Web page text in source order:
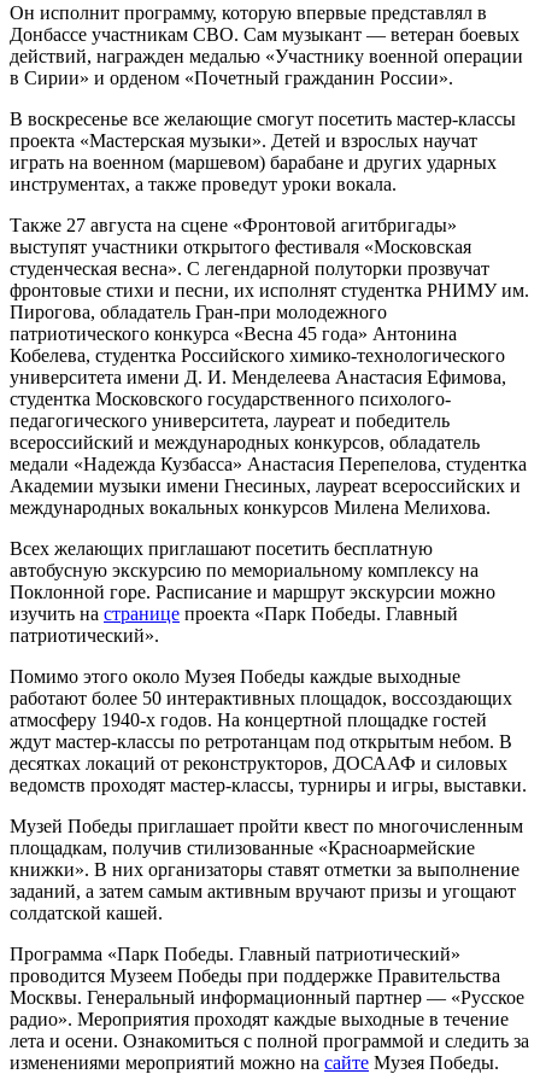
Он исполнит программу, которую впервые представлял в
Донбаccе участникам СВО. Сам музыкант — ветеран боевых
действий, награжден медалью «Участнику военной операции
в Сирии» и орденом «Почетный гражданин России».
В воскресенье все желающие смогут посетить мастер-классы
проекта «Мастерская музыки». Детей и взрослых научат
играть на военном (маршевом) барабане и других ударных
инструментах, а также проведут уроки вокала.
Также 27 августа на сцене «Фронтовой агитбригады»
выступят участники открытого фестиваля «Московская
студенческая весна». С легендарной полуторки прозвучат
фронтовые стихи и песни, их исполнят студентка РНИМУ им.
Пирогова, обладатель Гран-при молодежного
патриотического конкурса «Весна 45 года» Антонина
Кобелева, студентка Российского химико-технологического
университета имени Д. И. Менделеева Анастасия Ефимова,
студентка Московского государственного психолого-
педагогического университета, лауреат и победитель
всероссийский и международных конкурсов, обладатель
медали «Надежда Кузбасса» Анастасия Перепелова, студентка
Академии музыки имени Гнесиных, лауреат всероссийских и
международных вокальных конкурсов Милена Мелихова.
Всех желающих приглашают посетить бесплатную
автобусную экскурсию по мемориальному комплексу на
Поклонной горе. Расписание и маршрут экскурсии можно
изучить на странице проекта «Парк Победы. Главный
патриотический».
Помимо этого около Музея Победы каждые выходные
работают более 50 интерактивных площадок, воссоздающих
атмосферу 1940-х годов. На концертной площадке гостей
ждут мастер-классы по ретротанцам под открытым небом. В
десятках локаций от реконструкторов, ДОСААФ и силовых
ведомств проходят мастер-классы, турниры и игры, выставки.
Музей Победы приглашает пройти квест по многочисленным
площадкам, получив стилизованные «Красноармейские
книжки». В них организаторы ставят отметки за выполнение
заданий, а затем самым активным вручают призы и угощают
солдатской кашей.
Программа «Парк Победы. Главный патриотический»
проводится Музеем Победы при поддержке Правительства
Москвы. Генеральный информационный партнер — «Русское
радио». Мероприятия проходят каждые выходные в течение
лета и осени. Ознакомиться с полной программой и следить за
изменениями мероприятий можно на сайте Музея Победы.